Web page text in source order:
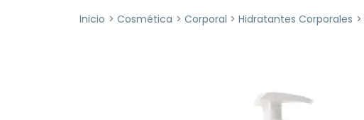
Inicio Cosmética Corporal Hidratantes Corporales